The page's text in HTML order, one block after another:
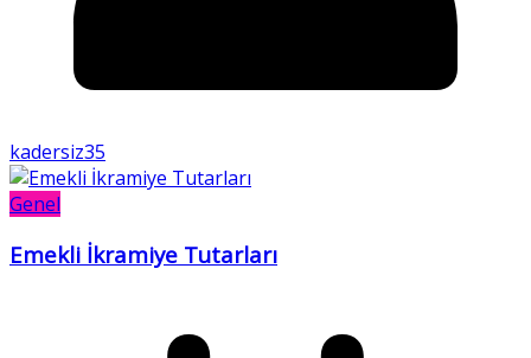
kadersiz35
Genel
Emekli İkramiye Tutarları